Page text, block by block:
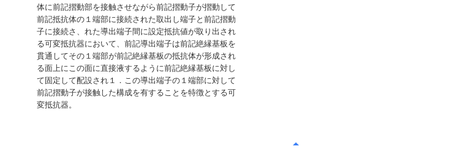
体に前記摺動部を接触させながら前記摺動子が摺動して
前記抵抗体の１端部に接続された取出し端子と前記摺動
子に接続さ、れた導出端子間に設定抵抗値が取り出され
る可変抵抗器において、前記導出端子は前記絶縁基板を
貫通してその１端部が前記絶縁基板の抵抗体が形成され
る面上にこの面に直接液するように前記絶縁基板に対し
て固定して配設され１．この導出端子の１端部に対して
前記摺動子が接触した構成を有することを特徴とする可
変抵抗器。